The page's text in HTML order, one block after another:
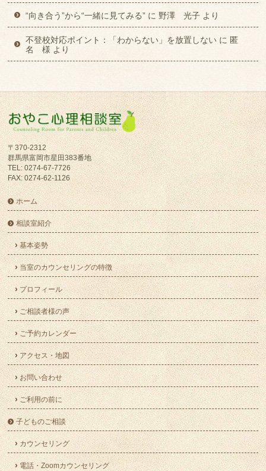
“向き合う”から“一緒に見てみる” に 野澤 光子 より
不登校対応ポイント：「わからない」を放置しない に 匿
名 様 より
〒370-2312
群馬県富岡市星田383番地
TEL: 0274-67-7726
FAX: 0274-62-1126
ホーム
相談室紹介
基本姿勢
当室のカウンセリングの特徴
プロフィール
ご相談者様の声
ご予約カレンダー
アクセス・地図
お問い合わせ
ご利用の前に
子どものご相談
カウンセリング
電話・Zoomカウンセリング